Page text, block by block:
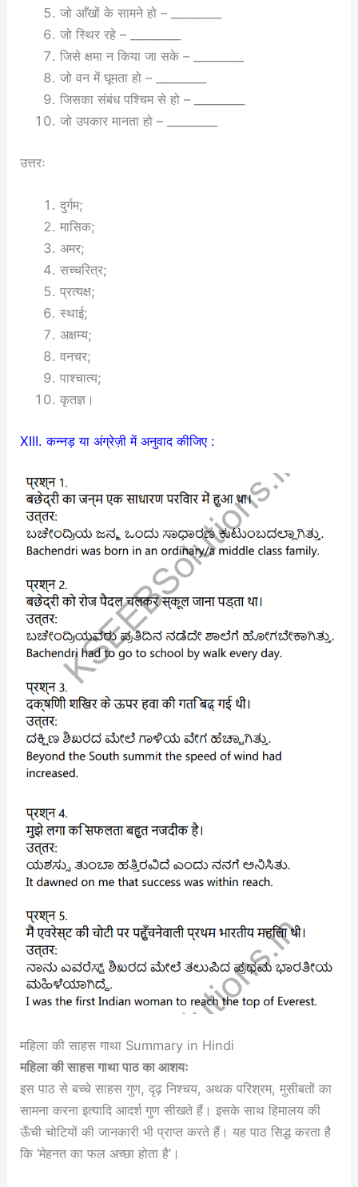
जो आँखों के सामने हो – _________
जो स्थिर रहे – _________
जिसे क्षमा न किया जा सके – _________
जो वन में घूमता हो – _________
जिसका संबंध पश्चिम से हो – _________
जो उपकार मानता हो – _________
उत्तरः
दुर्गम;
मासिक;
अमर;
सच्चरित्र;
प्रत्यक्ष;
स्थाई;
अक्षम्य;
वनचर;
पाश्चात्य;
कृतज्ञ।
XIII. कन्नड़ या अंग्रेज़ी में अनुवाद कीजिए :
महिला की साहस गाथा Summary in Hindi
महिला की साहस गाथा पाठ का आशयः
इस पाठ से बच्चे साहस गुण, दृढ़ निश्चय, अथक परिश्रम, मुसीबतों का
सामना करना इत्यादि आदर्श गुण सीखते हैं। इसके साथ हिमालय की
ऊँची चोटियों की जानकारी भी प्राप्त करते हैं। यह पाठ सिद्ध करता है
कि ‘मेहनत का फल अच्छा होता है’।